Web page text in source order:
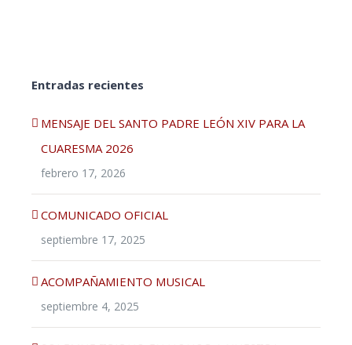
Entradas recientes
MENSAJE DEL SANTO PADRE LEÓN XIV PARA LA
CUARESMA 2026
febrero 17, 2026
COMUNICADO OFICIAL
septiembre 17, 2025
ACOMPAÑAMIENTO MUSICAL
septiembre 4, 2025